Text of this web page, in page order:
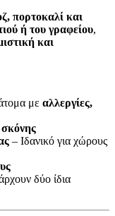
πορτοκαλί και
ή του γραφείου,
και
με αλλεργίες,
– Ιδανικό για χώρους
δύο ίδια